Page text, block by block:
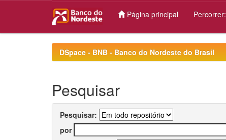
Página principal Percorrer:
DSpace - BNB - Banco do Nordeste do Brasil
Pesquisar
Pesquisar:
por